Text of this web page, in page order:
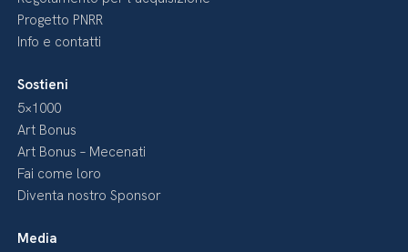
Progetto PNRR
Info e contatti
Sostieni
5×1000
Art Bonus
Art Bonus – Mecenati
Fai come loro
Diventa nostro Sponsor
Media